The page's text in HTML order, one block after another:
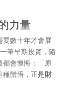
力量
要數十年才會展
筆早期投資，隨
都會懊悔：「原
種體悟，正是財